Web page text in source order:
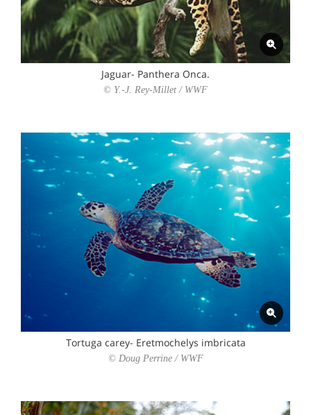
Jaguar- Panthera Onca.
© Y.-J. Rey-Millet / WWF
Tortuga carey- Eretmochelys imbricata
© Doug Perrine / WWF